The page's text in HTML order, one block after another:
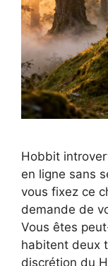
Hobbit
en ligne sans
vous fixez ce
demande de
Vous êtes
habitent deux
discrétion du